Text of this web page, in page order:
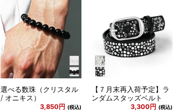
選べる数珠（クリスタル
/ オニキス）
3,850円 (税込)
【７月末再入荷予定】ラ
ンダムスタッズベルト
3,300円 (税込)